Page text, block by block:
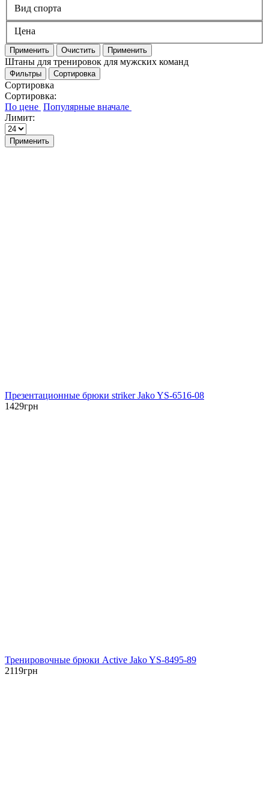
Вид спорта
Цена
Применить Очистить Применить
Штаны для тренировок для мужских команд
Фильтры Сортировка
Сортировка
Сортировка:
Лимит:
Применить
Презентационные брюки striker Jako YS-6516-08
1429грн
Тренировочные брюки Active Jako YS-8495-89
2119грн